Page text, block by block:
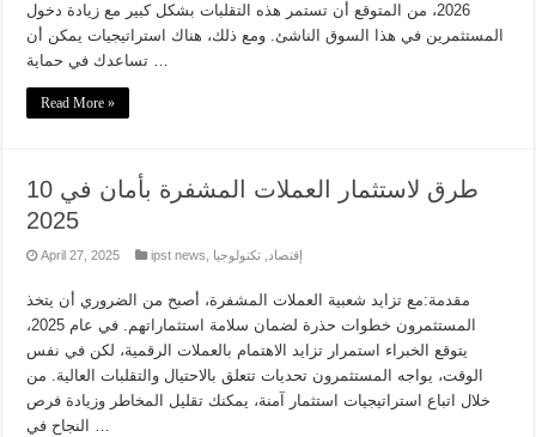
2026، من المتوقع أن تستمر هذه التقلبات بشكل كبير مع زيادة دخول
المستثمرين في هذا السوق الناشئ. ومع ذلك، هناك استراتيجيات يمكن أن
تساعدك في حماية …
Read More »
10 طرق لاستثمار العملات المشفرة بأمان في
2025
April 27, 2025 ipst news إقتصاد تكنولوجيا
مقدمة:مع تزايد شعبية العملات المشفرة، أصبح من الضروري أن يتخذ
المستثمرون خطوات حذرة لضمان سلامة استثماراتهم. في عام 2025،
يتوقع الخبراء استمرار تزايد الاهتمام بالعملات الرقمية، لكن في نفس
الوقت، يواجه المستثمرون تحديات تتعلق بالاحتيال والتقلبات العالية. من
خلال اتباع استراتيجيات استثمار آمنة، يمكنك تقليل المخاطر وزيادة فرص
النجاح في …